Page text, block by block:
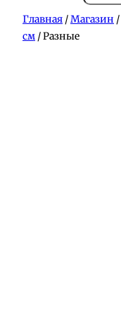
Главная /Магазин /
см / Разные